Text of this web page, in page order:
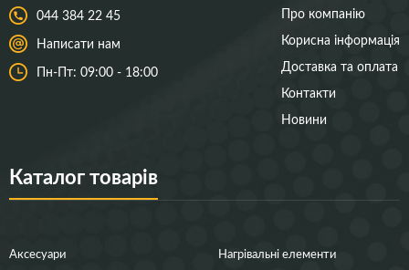
044 384 22 45
Написати нам
Пн-Пт: 09:00 - 18:00
Про компанію
Корисна інформація
Доставка та оплата
Контакти
Новини
Каталог товарів
Аксесуари
Нагрівальні елементи